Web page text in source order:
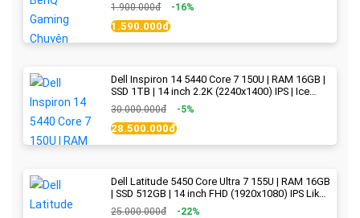
1.900.000đ -16%
1.590.000đ
Dell Inspiron 14 5440 Core 7 150U | RAM 16GB |
SSD 1TB | 14 inch 2.2K (2240x1400) IPS | Ice
Blue - New Fullbox
30.000.000đ -5%
28.500.000đ
Dell Latitude 5450 Core Ultra 7 155U | RAM 16GB
| SSD 512GB | 14 inch FHD (1920x1080) IPS Like
new
25.000.000đ -22%